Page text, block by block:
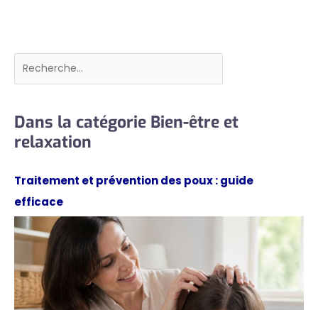
Rechercher
Dans la catégorie Bien-être et
relaxation
Traitement et prévention des poux : guide
efficace